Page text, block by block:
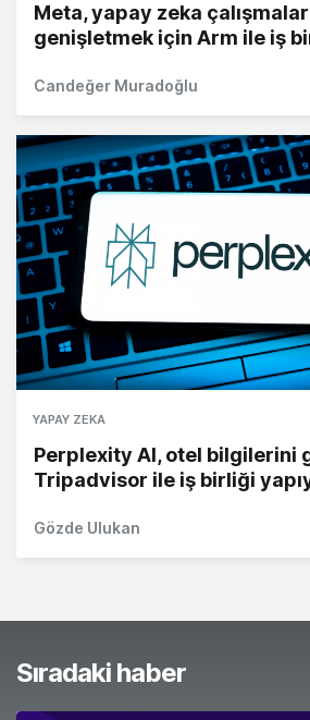
Meta, yapay zeka
genişletmek için Arm ile iş
Candeğer Muradoğlu
YAPAY ZEKA
Perplexity AI, otel bilgilerini
Tripadvisor ile iş birliği
Gözde Ulukan
Sıradaki haber